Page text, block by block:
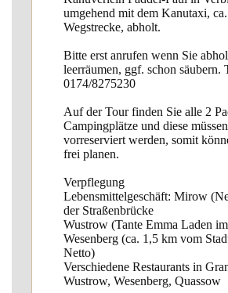
umgehend mit dem Kanutaxi,
Wegstrecke, abholt.
Bitte erst anrufen wenn Sie
leerräumen, ggf. schon säubern.
0174/8275230
Auf der Tour finden Sie alle 2
Campingplätze und diese
vorreserviert werden, somit
frei planen.
Verpflegung
Lebensmittelgeschäft: Mirow
der Straßenbrücke
Wustrow (Tante Emma Laden
Wesenberg (ca. 1,5 km vom
Netto)
Verschiedene Restaurants in
Wustrow, Wesenberg, Quassow